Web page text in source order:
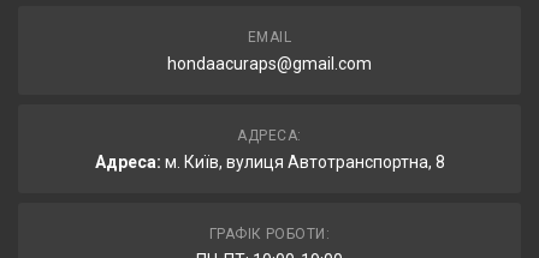
EMAIL
hondaacuraps@gmail.com
АДРЕСА:
Адреса: м. Київ, вулиця Автотранспортна, 8
ГРАФІК РОБОТИ: